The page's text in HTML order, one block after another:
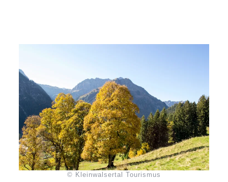
© Kleinwalsertal Tourismus